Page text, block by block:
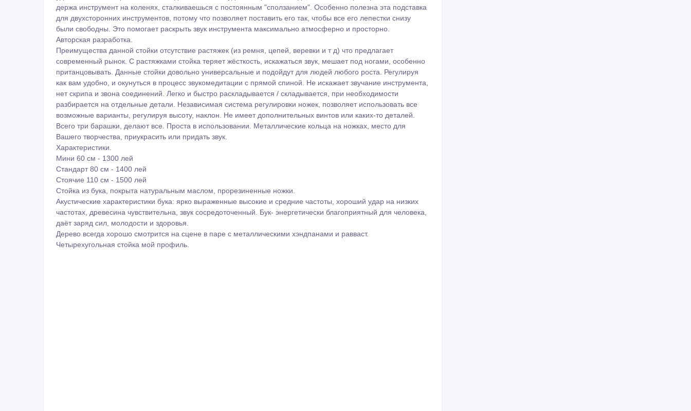
держа инструмент на коленях, сталкиваешься с постоянным "сползанием". Особенно полезна эта подставка
для двухсторонних инструментов, потому что позволяет поставить его так, чтобы все его лепестки снизу
были свободны. Это помогает раскрыть звук инструмента максимально атмосферно и просторно.
Авторская разработка.
Преимущества данной стойки отсутствие растяжек (из ремня, цепей, веревки и т д) что предлагает
современный рынок. С растяжками стойка теряет жёсткость, искажаться звук, мешает под ногами, особенно
пританцовывать. Данные стойки довольно универсальные и подойдут для людей любого роста. Регулируя
как вам удобно, и окунуться в процесс звукoмeдитации с прямой спиной. Не искажает звучание инструмента,
нет скрипа и звона соединений. Легко и быстро раскладывается / складывается, при необходимости
разбирается на отдельные детали. Независимая система регулировки ножек, позволяет использовать все
возможные варианты, регулируя высоту, наклон. Не имеет дополнительных винтов или каких-то деталей.
Всего три барашки, делают все. Проста в использовании. Металлические кольца на ножках, место для
Вашего творчества, приукрасить или придать звук.
Характеристики.
Мини 60 см - 1300 лей
Стандарт 80 см - 1400 лей
Стоячие 110 см - 1500 лей
Стойка из бука, покрыта натуральным маслом, прорезиненные ножки.
Акустические характеристики бука: ярко выраженные высокие и средние частоты, хороший удар на низких
частотах, древесина чувствительна, звук сосредоточенный. Бук- энергетически благоприятный для человека,
даёт заряд сил, молодости и здоровья.
Дерево всегда хорошо смотрится на сцене в паре с металлическими хэндпанами и равваст.
Четырехугольная стойка мой профиль.